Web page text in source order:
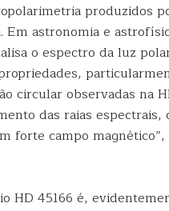
produzidos
Em astronomia e
o espectro da luz
circular observadas na
das raias espectrais,
forte campo
HD 45166 é,